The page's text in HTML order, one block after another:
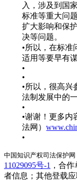
入，涉及到国
标准等重大问
扩大影响和保
决等问题。
•所以，在标准
适用等要早有
•
•
•所以，很高兴
法制发展中的
•
•谢谢！更多内
法网）
•
中国知识产权司法保护
11029095号-1 ，合
者信息；其他登载